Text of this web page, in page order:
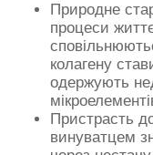
Природне
процеси
колагену
одержують
Пристрасть
винуватцем